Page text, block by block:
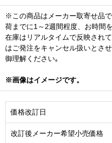
※この商品はメーカー取寄せ品
荷までに1～2週間程度、お時間
在庫はリアルタイムで反映され
はご発注をキャンセル扱いとさ
御理解ください｡
※画像はイメージです。
価格改訂日
改訂後メーカー希望小売価格